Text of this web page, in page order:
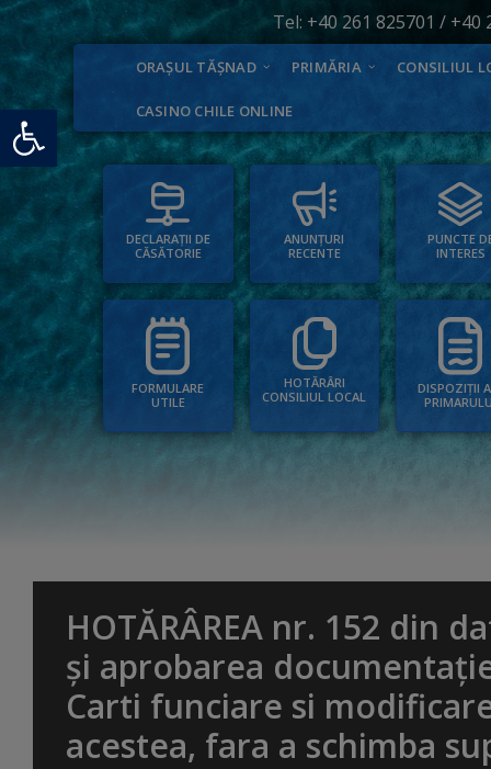
Deschide bara de unelte
Tel: +40 261 825701 / +40
ORAȘUL TĂȘNAD PRIMĂRIA CONSILIUL
CASINO CHILE ONLINE
DECLARAȚII DE
CĂSĂTORIE
ANUNȚURI
RECENTE
PUNCTE
INTERES
FORMULARE
UTILE
HOTĂRÂRI
CONSILIUL LOCAL
DISPOZIȚII
HOTĂRÂREA nr. 152 din
și aprobarea
Carti funciare si
acestea, fara a schimba